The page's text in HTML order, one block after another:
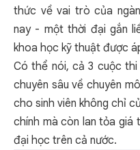
thức về vai trò của
nay - một thời đại gắn
khoa học kỹ thuật được
Có thể nói, cả 3 cuộc
chuyên sâu về chuyên
cho sinh viên không chỉ
chính mà còn lan tỏa giá
đại học trên cả nước.